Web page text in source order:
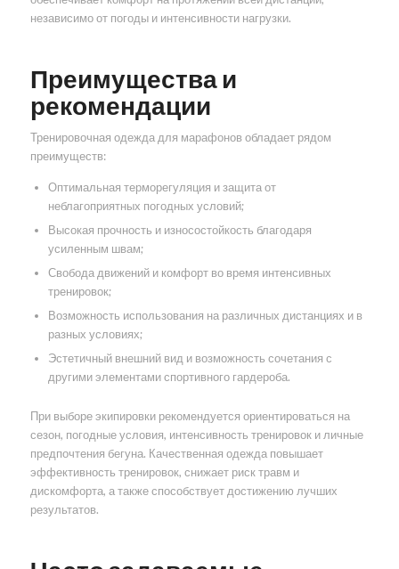
независимо от погоды и интенсивности нагрузки.
Преимущества и
рекомендации
Тренировочная одежда для марафонов обладает рядом
преимуществ:
Оптимальная терморегуляция и защита от
неблагоприятных погодных условий;
Высокая прочность и износостойкость благодаря
усиленным швам;
Свобода движений и комфорт во время интенсивных
тренировок;
Возможность использования на различных дистанциях и в
разных условиях;
Эстетичный внешний вид и возможность сочетания с
другими элементами спортивного гардероба.
При выборе экипировки рекомендуется ориентироваться на
сезон, погодные условия, интенсивность тренировок и личные
предпочтения бегуна. Качественная одежда повышает
эффективность тренировок, снижает риск травм и
дискомфорта, а также способствует достижению лучших
результатов.